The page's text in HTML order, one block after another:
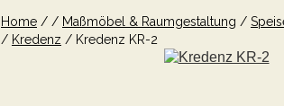
Home / / Maßmöbel & Raumgestaltung /
/ Kredenz / Kredenz KR-2